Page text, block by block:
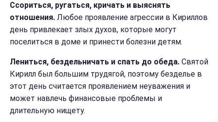
Ссориться, ругаться, кричать и выяснять
отношения. Любое проявление агрессии в Кириллов
день привлекает злых духов, которые могут
поселиться в доме и принести болезни детям.
Лениться, бездельничать и спать до обеда. Святой
Кирилл был большим трудягой, поэтому безделье в
этот день считается проявлением неуважения и
может навлечь финансовые проблемы и
длительную нищету.